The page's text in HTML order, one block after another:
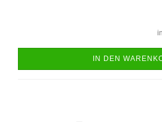
IN DEN